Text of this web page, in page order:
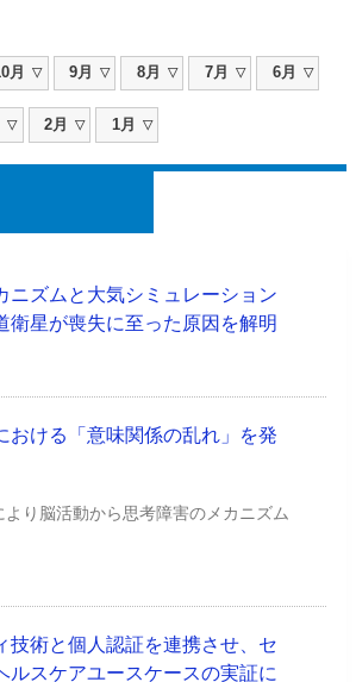
月 9月 8月 7月 6月
2月 1月
ニズムと大気シミュレーション
衛星が喪失に至った原因を解明
おける「意味関係の乱れ」を発
り脳活動から思考障害のメカニズム
技術と個人認証を連携させ、セ
ルスケアユースケースの実証に